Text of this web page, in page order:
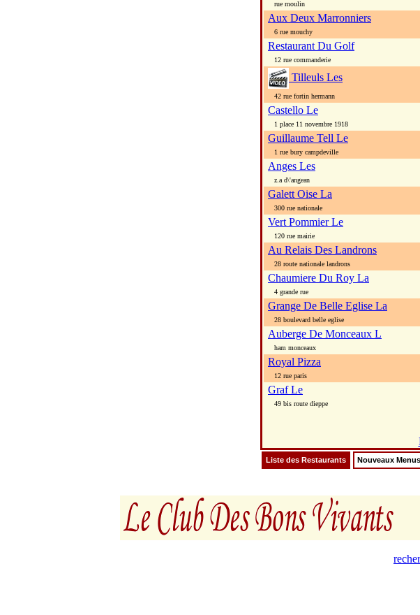
rue moulin
Aux Deux Marronniers
6 rue mouchy
Restaurant Du Golf
12 rue commanderie
Tilleuls Les
42 rue fortin hermann
Castello Le
1 place 11 novembre 1918
Guillaume Tell Le
1 rue bury campdeville
Anges Les
z.a d\'angean
Galett Oise La
300 rue nationale
Vert Pommier Le
120 rue mairie
Au Relais Des Landrons
28 route nationale landrons
Chaumiere Du Roy La
4 grande rue
Grange De Belle Eglise La
28 boulevard belle eglise
Auberge De Monceaux L
ham monceaux
Royal Pizza
12 rue paris
Graf Le
49 bis route dieppe
Liste des Restaurants Nouveaux Menus